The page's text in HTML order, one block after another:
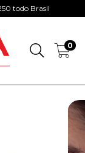
todo Brasil
0